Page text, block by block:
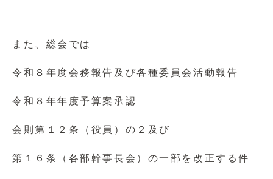
また、総会では
令和８年度会務報告及び各種委員会活動報告
令和８年年度予算案承認
会則第１２条（役員）の２及び
第１６条（各部幹事長会）の一部を改正する件